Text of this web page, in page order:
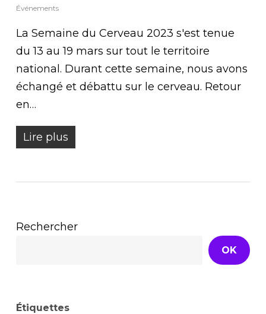
Événements
La Semaine du Cerveau 2023 s'est tenue
du 13 au 19 mars sur tout le territoire
national. Durant cette semaine, nous avons
échangé et débattu sur le cerveau. Retour
en…
Lire plus
Rechercher
OK
Étiquettes